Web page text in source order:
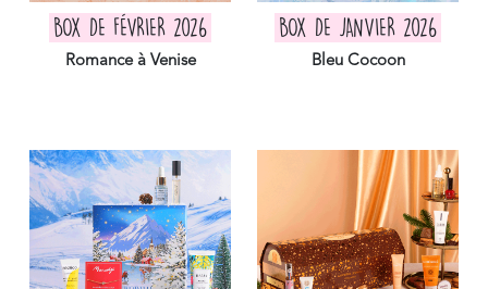
BOX DE FÉVRIER 2026
Romance à Venise
BOX DE JANVIER 2026
Bleu Cocoon